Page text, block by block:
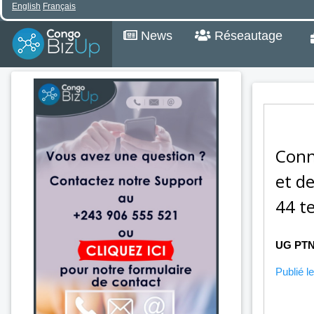
English Français
News Réseautage
et
44
UG
Publié